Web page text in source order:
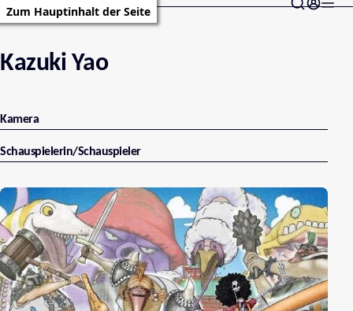
Zum Hauptinhalt der Seite
Kazuki Yao
Kamera
Schauspielerin/Schauspieler